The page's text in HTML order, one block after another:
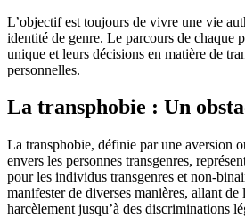
L’objectif est toujours de vivre une vie
identité de genre. Le parcours de chaque
unique et leurs décisions en matière de
personnelles.
La transphobie : Un
La transphobie, définie par une aversion
envers les personnes transgenres,
pour les individus transgenres et non-
manifester de diverses manières, allant
harcèlement jusqu’à des discriminations